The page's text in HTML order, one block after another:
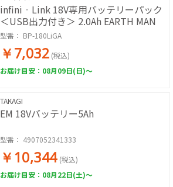
infini‐Link 18V専用バッテリーパック
＜USB出力付き＞ 2.0Ah EARTH MAN
型番： BP-180LiGA
￥7,032 (税込)
お届け目安：08月09日(日)～
TAKAGI
EM 18Vバッテリー5Ah
型番： 4907052341333
￥10,344 (税込)
お届け目安：08月22日(土)～